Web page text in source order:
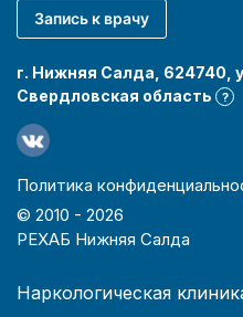
Запись к врачу
г. Нижняя Салда, 624740,
Свердловская область
?
Политика
© 2010 - 2026
РЕХАБ Нижняя Салда
Наркологическая